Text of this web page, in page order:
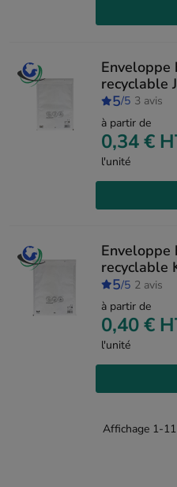
Enveloppe
recyclable
5/5 3 avis
à partir de
0,34 €
l'unité
Enveloppe
recyclable
5/5 2 avis
à partir de
0,40 €
l'unité
Affichage 1-